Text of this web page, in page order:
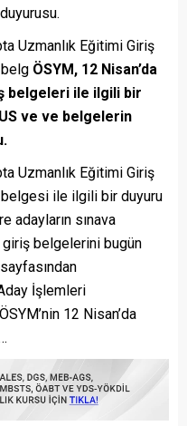
Uzmanlık Eğitimi Giriş
belg ÖSYM, 12 Nisan’da
belgeleri ile ilgili bir
ve ve belgelerin
Uzmanlık Eğitimi Giriş
belgesi ile ilgili bir duyuru
adayların sınava
belgelerini bugün
İşlemleri
12 Nisan’da